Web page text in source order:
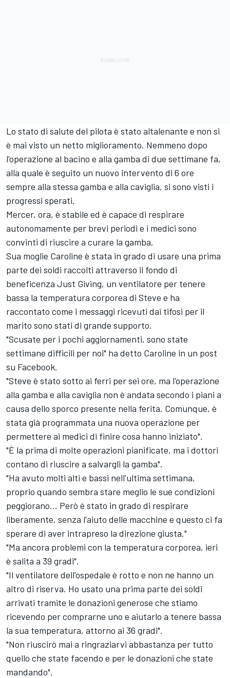
Lo stato di salute del pilota è stato altalenante e non si
è mai visto un netto miglioramento. Nemmeno dopo
l'operazione al bacino e alla gamba di due settimane fa,
alla quale è seguito un nuovo intervento di 6 ore
sempre alla stessa gamba e alla caviglia, si sono visti i
progressi sperati.
Mercer, ora, è stabile ed è capace di respirare
autonomamente per brevi periodi e i medici sono
convinti di riuscire a curare la gamba.
Sua moglie Caroline è stata in grado di usare una prima
parte dei soldi raccolti attraverso il fondo di
beneficenza Just Giving, un ventilatore per tenere
bassa la temperatura corporea di Steve e ha
raccontato come i messaggi ricevuti dai tifosi per il
marito sono stati di grande supporto.
"Scusate per i pochi aggiornamenti, sono state
settimane difficili per noi" ha detto Caroline in un post
su Facebook.
"Steve è stato sotto ai ferri per sei ore, ma l'operazione
alla gamba e alla caviglia non è andata secondo i piani a
causa dello sporco presente nella ferita. Comunque, è
stata già programmata una nuova operazione per
permettere ai medici di finire cosa hanno iniziato".
"È la prima di molte operazioni pianificate, ma i dottori
contano di riuscire a salvargli la gamba".
"Ha avuto molti alti e bassi nell'ultima settimana,
proprio quando sembra stare meglio le sue condizioni
peggiorano... Però è stato in grado di respirare
liberamente, senza l'aiuto delle macchine e questo ci fa
sperare di aver intrapreso la direzione giusta."
"Ma ancora problemi con la temperatura corporea, ieri
è salita a 39 gradi".
"Il ventilatore dell'ospedale è rotto e non ne hanno un
altro di riserva. Ho usato una prima parte dei soldi
arrivati tramite le donazioni generose che stiamo
ricevendo per comprarne uno e aiutarlo a tenere bassa
la sua temperatura, attorno ai 36 gradi".
"Non riuscirò mai a ringraziarvi abbastanza per tutto
quello che state facendo e per le donazioni che state
mandando".